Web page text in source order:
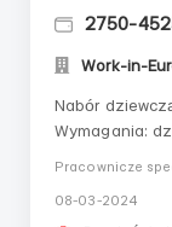
2750-
Work-in-
Nabór
Wymagania: dziewczęta w wieku 21-27 lat. Bez tatuaży
wzrok. Przyjemny wygląd. Co zapewnia pracodawca:
Pracownicze
08-03-2024